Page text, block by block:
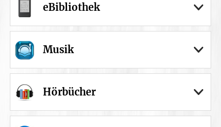
eBibliothek
Musik
Hörbücher